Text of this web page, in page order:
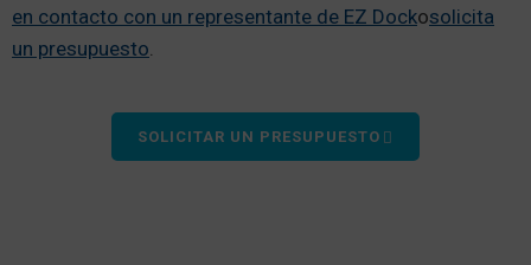
en contacto con un representante de EZ Dockosolicita
un presupuesto.
SOLICITAR UN PRESUPUESTO